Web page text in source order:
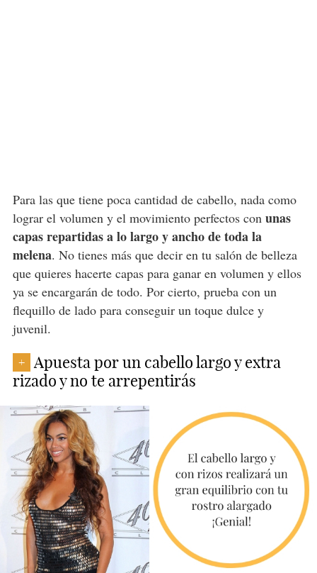
Para las que tiene poca cantidad de cabello, nada como
lograr el volumen y el movimiento perfectos con unas
capas repartidas a lo largo y ancho de toda la
melena. No tienes más que decir en tu salón de belleza
que quieres hacerte capas para ganar en volumen y ellos
ya se encargarán de todo. Por cierto, prueba con un
flequillo de lado para conseguir un toque dulce y
juvenil.
+
Apuesta por un cabello largo y extra
rizado y no te arrepentirás